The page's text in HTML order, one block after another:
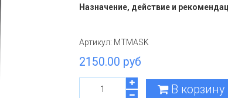
Назначение, действие и
Артикул: MTMASK
2150.00 руб
В корзину